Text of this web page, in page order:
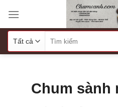
content
Chum sành